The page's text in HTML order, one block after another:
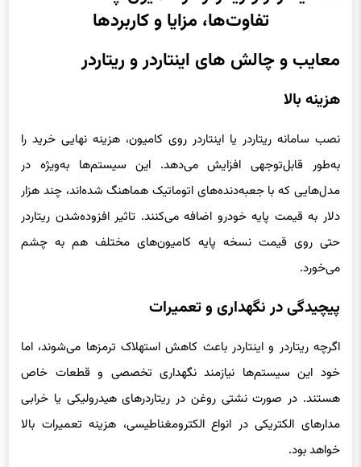
معایب و چالش های اینتاردر و ریتاردر
هزینه بالا
نصب سامانه ریتاردر یا اینتاردر روی کامیون، هزینه نهایی خرید را
به‌طور قابل‌توجهی افزایش می‌دهد. این سیستم‌ها به‌ویژه در
مدل‌هایی که با جعبه‌دنده‌های اتوماتیک هماهنگ شده‌اند، چند هزار
دلار به قیمت پایه خودرو اضافه می‌کنند. تاثیر افزوده‌شدن ریتاردر
حتی روی قیمت نسخه پایه کامیون‌های مختلف هم به چشم
می‌خورد.
پیچیدگی در نگهداری و تعمیرات
اگرچه ریتاردر و اینتاردر باعث کاهش استهلاک ترمزها می‌شوند، اما
خود این سیستم‌ها نیازمند نگهداری تخصصی و قطعات خاص
هستند. در صورت نشتی روغن در ریتاردرهای هیدرولیکی یا خرابی
مدارهای الکتریکی در انواع الکترومغناطیسی، هزینه تعمیرات بالا
خواهد بود.